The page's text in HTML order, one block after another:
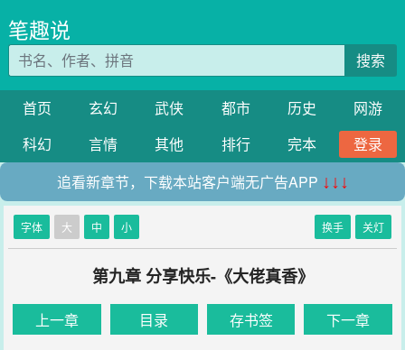
笔趣说
搜索
首页 玄幻 武侠 都市 历史
网游
科幻
言情 其他 排行 完本
登录
追看新章节，下载本站客户端无广告APP ↓↓↓
字体 大 中 小 换手 关灯
第九章 分享快乐-《大佬真香》
上一章 目录 存书签 下一章